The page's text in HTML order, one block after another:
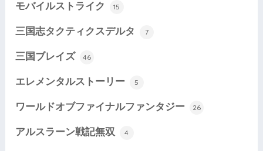
モバイルストライク 15
三国志タクティクスデルタ 7
三国ブレイズ 46
エレメンタルストーリー 5
ワールドオブファイナルファンタジー 26
アルスラーン戦記無双 4